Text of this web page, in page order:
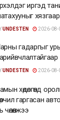
иргэд
UNDESTEN 2026-08-
гадаргыг урьд
UNDESTEN 2026-08-
хөдөлгөөнд
гаргасан
чөлөөлжээ